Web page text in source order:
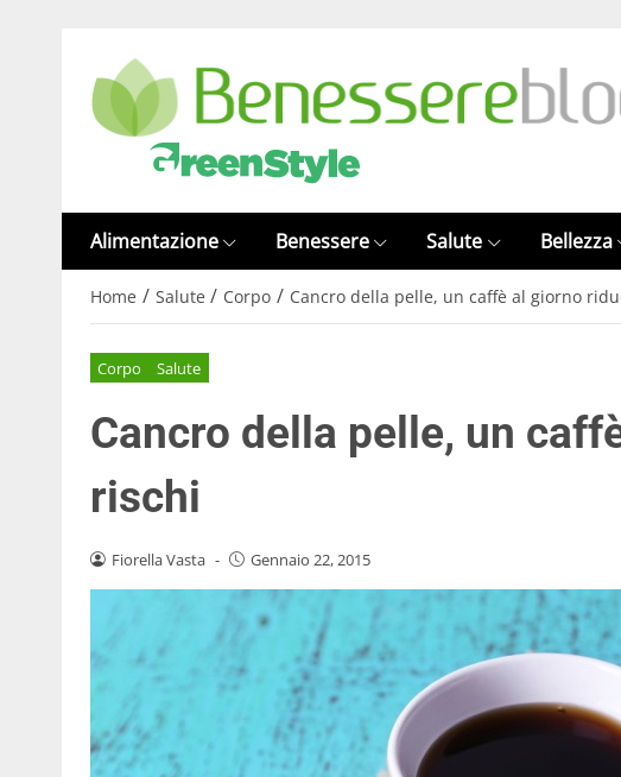
Alimentazione Benessere Salute Bellezza
Home / Salute / Corpo / Cancro della pelle, un caffè al giorno
Corpo Salute
Cancro della pelle, un
rischi
Fiorella Vasta - Gennaio 22, 2015